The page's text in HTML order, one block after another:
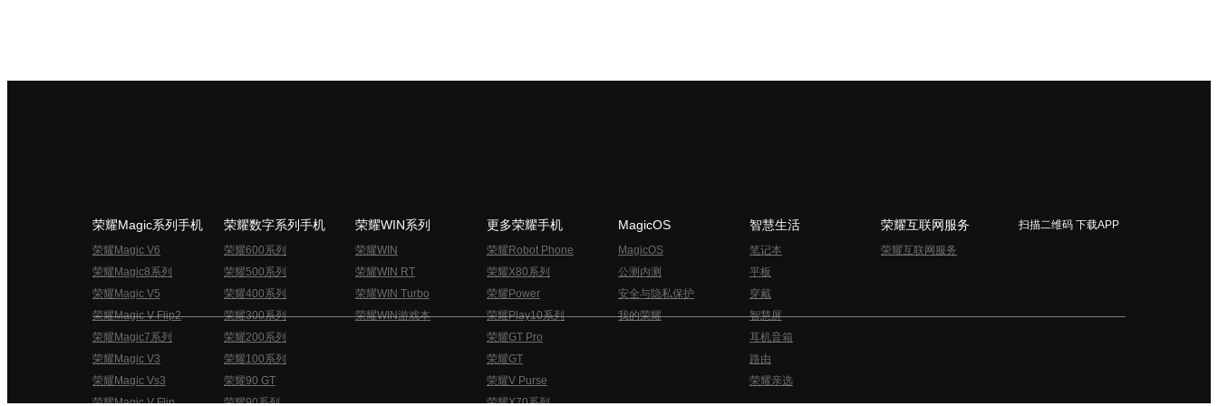
荣耀Magic系列手机
荣耀Magic V6
荣耀Magic8系列
荣耀Magic V5
荣耀Magic V Flip2
荣耀Magic7系列
荣耀Magic V3
荣耀Magic Vs3
荣耀Magic V Flip
荣耀数字系列手机
荣耀600系列
荣耀500系列
荣耀400系列
荣耀300系列
荣耀200系列
荣耀100系列
荣耀90 GT
荣耀90系列
荣耀WIN系列
荣耀WIN
荣耀WIN RT
荣耀WIN Turbo
荣耀WIN游戏本
更多荣耀手机
荣耀Robot Phone
荣耀X80系列
荣耀Power
荣耀Play10系列
荣耀GT Pro
荣耀GT
荣耀V Purse
荣耀X70系列
MagicOS
MagicOS
公测内测
安全与隐私保护
我的荣耀
智慧生活
笔记本
平板
穿戴
智慧屏
耳机音箱
路由
荣耀亲选
荣耀互联网服务
荣耀互联网服务
扫描二维码 下载APP